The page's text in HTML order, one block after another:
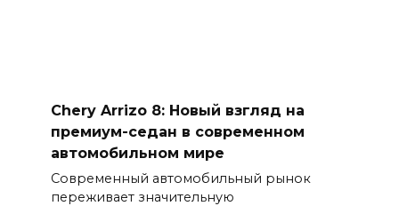
Chery Arrizo 8: Новый взгляд на
премиум-седан в современном
автомобильном мире
Современный автомобильный рынок
переживает значительную